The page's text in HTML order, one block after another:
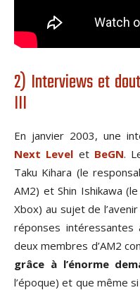
2) Interviews et
III
En janvier 2003, une
Next Level et BeGN.
Taku Kihara (le
AM2) et Shin Ishikawa
Xbox) au sujet de
réponses
deux membres d’AM2
grâce à l’énorme
l’époque) et que même